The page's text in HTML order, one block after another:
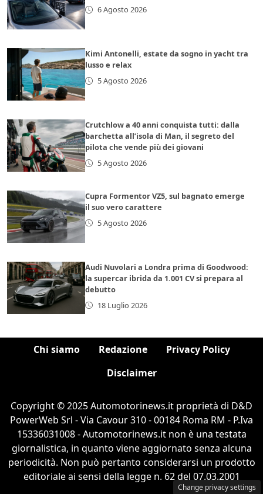
6 Agosto 2026
Kimi Antonelli, estate da sogno in yacht tra
lusso e relax
5 Agosto 2026
Crutchlow a 40 anni conquista tutti: dalla
barchetta all’isola di Man, il segreto del
pilota che vende più dei giovani
5 Agosto 2026
Cupra Formentor VZ5, sul bagnato emerge
il suo vero carattere
5 Agosto 2026
Audi Nuvolari a Londra prima di Goodwood:
la supercar ibrida da 1.001 CV si prepara al
debutto
18 Luglio 2026
Chi siamo Redazione
Privacy Policy
Disclaimer
Copyright © 2025 Automotorinews.it proprietà di D&D
PowerWeb Srl - Via Cavour 310 - 00184 Roma RM - P.Iva
15336031008 - Automotorinews.it non è una testata
giornalistica, in quanto viene aggiornato senza alcuna
periodicità. Non può pertanto considerarsi un prodotto
editoriale ai sensi della legge n. 62 del 07.03.2001
Change privacy settings